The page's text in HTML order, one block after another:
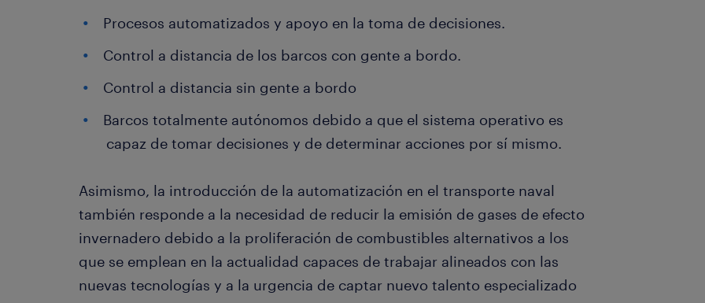
Procesos automatizados y apoyo en la toma de decisiones.
Control a distancia de los barcos con gente a bordo.
Control a distancia sin gente a bordo
Barcos totalmente autónomos debido a que el sistema operativo es
capaz de tomar decisiones y de determinar acciones por sí mismo.
Asimismo, la introducción de la automatización en el transporte naval
también responde a la necesidad de reducir la emisión de gases de efecto
invernadero debido a la proliferación de combustibles alternativos a los
que se emplean en la actualidad capaces de trabajar alineados con las
nuevas tecnologías y a la urgencia de captar nuevo talento especializado